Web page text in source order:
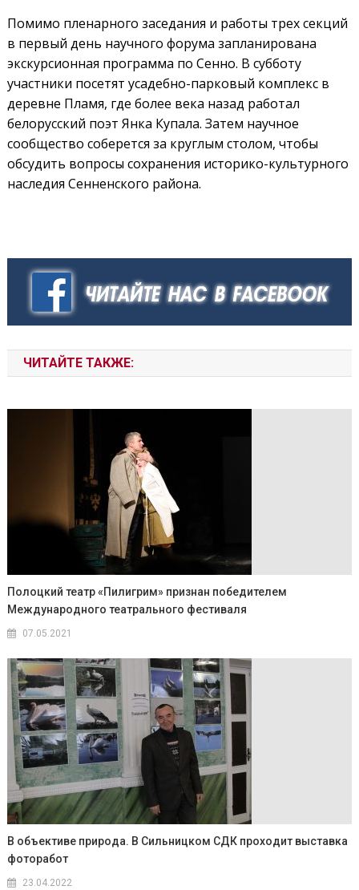
Помимо пленарного заседания и работы трех секций
в первый день научного форума запланирована
экскурсионная программа по Сенно. В субботу
участники посетят усадебно-парковый комплекс в
деревне Пламя, где более века назад работал
белорусский поэт Янка Купала. Затем научное
сообщество соберется за круглым столом, чтобы
обсудить вопросы сохранения историко-культурного
наследия Сенненского района.
ЧИТАЙТЕ ТАКЖЕ:
Полоцкий театр «Пилигрим» признан победителем
Международного театрального фестиваля
07.05.2021
В объективе природа. В Сильницком СДК проходит выставка
фоторабот
23.04.2022